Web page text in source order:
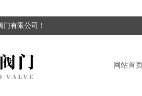
有限公司！
网站首